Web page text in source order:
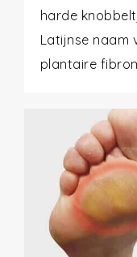
harde
Latijnse naam
plantaire